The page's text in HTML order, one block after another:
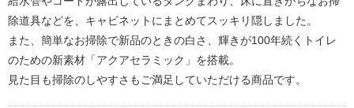
除道具などを、キャビネットにまとめてスッキリ隠しました。
また、簡単なお掃除で新品のときの白さ、輝きが100年続くトイレ
のための新素材「アクアセラミック」を搭載。
見た目も掃除のしやすさもご満足していただける商品です。